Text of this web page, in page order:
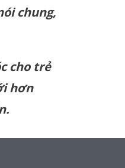
chung,
cho trẻ
hơn